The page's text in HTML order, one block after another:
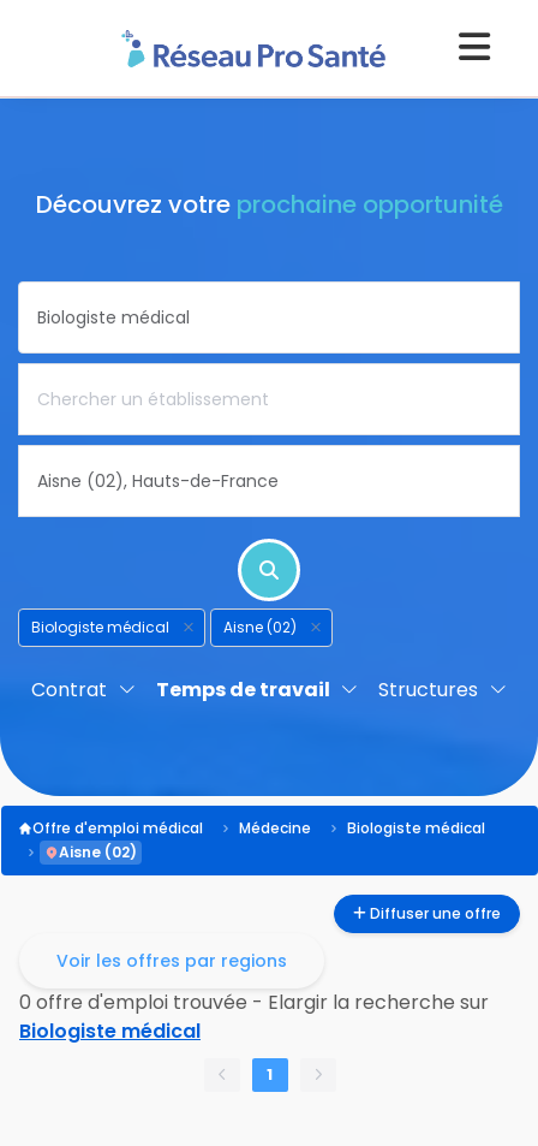
Découvrez votre prochaine opportunité
Biologiste médical Aisne (02)
Contrat Temps de travail Structures
Offre d'emploi médical Médecine
Biologiste médical
Aisne (02)
Diffuser une offre
Voir les offres par regions
0 offre d'emploi trouvée - Elargir la recherche sur
Biologiste médical
1